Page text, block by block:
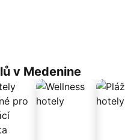
v Medenine